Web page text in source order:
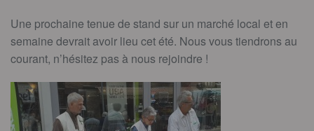
Une prochaine tenue de stand sur un marché local et en
semaine devrait avoir lieu cet été. Nous vous tiendrons au
courant, n’hésitez pas à nous rejoindre !